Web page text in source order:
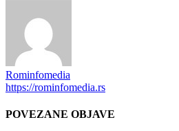
Rominfomedia
https://rominfomedia.rs
POVEZANE OBJAVE